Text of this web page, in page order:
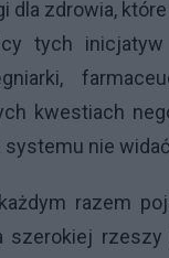
dla zdrowia,
tych
kwestiach
nie
razem
szerokiej